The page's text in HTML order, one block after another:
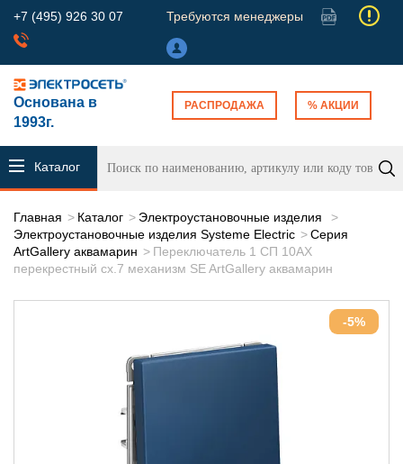
+7 (495) 926 30 07 Требуются менеджеры
Основана в
1993г.
РАСПРОДАЖА % АКЦИИ
Каталог
Главная Каталог
Электроустановочные изделия
Электроустановочные изделия Systeme Electric
Серия
ArtGallery аквамарин
Переключатель 1 СП 10АХ
перекрестный сх.7 механизм SE ArtGallery аквамарин
-5%